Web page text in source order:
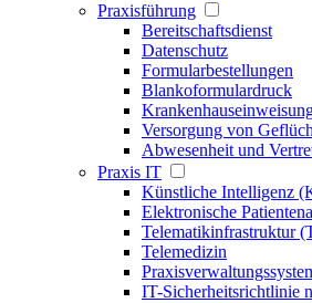
Praxisführung
Bereitschaftsdienst
Datenschutz
Formularbestellungen
Blankoformulardruck
Versorgung von
Abwesenheit und
Praxis IT
Künstliche Intelligenz
Elektronische
Telematikinfrastruktur
Telemedizin
IT-Sicherheitsrichtlinie